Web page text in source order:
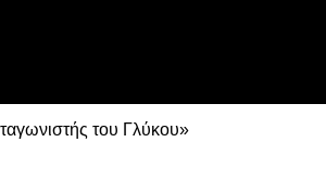
του Γλύκου»